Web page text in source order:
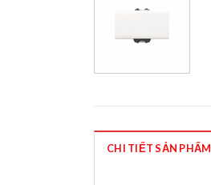
CHI TIẾT SẢN PHẨM